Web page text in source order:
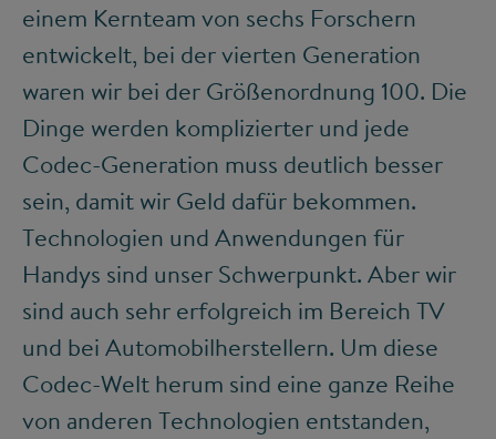
einem Kernteam von sechs Forschern
entwickelt, bei der vierten Generation
waren wir bei der Größenordnung 100. Die
Dinge werden komplizierter und jede
Codec-Generation muss deutlich besser
sein, damit wir Geld dafür bekommen.
Technologien und Anwendungen für
Handys sind unser Schwerpunkt. Aber wir
sind auch sehr erfolgreich im Bereich TV
und bei Automobilherstellern. Um diese
Codec-Welt herum sind eine ganze Reihe
von anderen Technologien entstanden,